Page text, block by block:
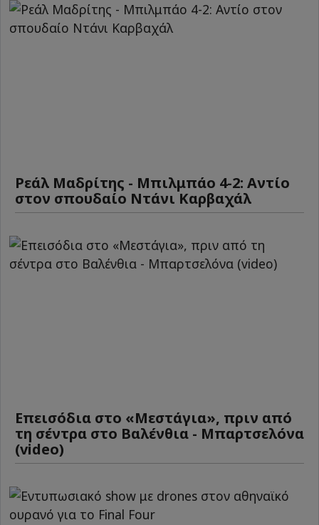
Ρεάλ Μαδρίτης - Μπιλμπάο 4-2: Αντίο
στον σπουδαίο Ντάνι Καρβαχάλ
Επεισόδια στο «Μεστάγια», πριν από
τη σέντρα στο Βαλένθια - Μπαρτσελόνα
(video)